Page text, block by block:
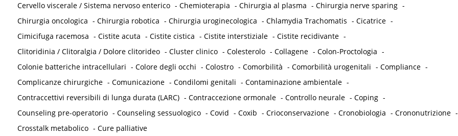
Cervello viscerale / Sistema nervoso enterico - Chemioterapia - Chirurgia al plasma - Chirurgia nerve sparing -
Chirurgia oncologica - Chirurgia robotica - Chirurgia uroginecologica - Chlamydia Trachomatis - Cicatrice -
Cimicifuga racemosa - Cistite acuta - Cistite cistica - Cistite interstiziale - Cistite recidivante -
Clitoridinia / Clitoralgia / Dolore clitorideo - Cluster clinico - Colesterolo - Collagene - Colon-Proctologia -
Colonie batteriche intracellulari - Colore degli occhi - Colostro - Comorbilità - Comorbilità urogenitali - Compliance -
Complicanze chirurgiche - Comunicazione - Condilomi genitali - Contaminazione ambientale -
Contraccettivi reversibili di lunga durata (LARC) - Contraccezione ormonale - Controllo neurale - Coping -
Counseling pre-operatorio - Counseling sessuologico - Covid - Coxib - Crioconservazione - Cronobiologia - Crononutrizione -
Crosstalk metabolico - Cure palliative